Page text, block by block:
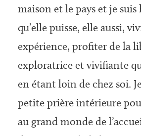
maison et le pays et je suis
qu’elle puisse, elle aussi,
expérience, profiter de la
exploratrice et vivifiante
en étant loin de chez soi.
petite prière intérieure
au grand monde de